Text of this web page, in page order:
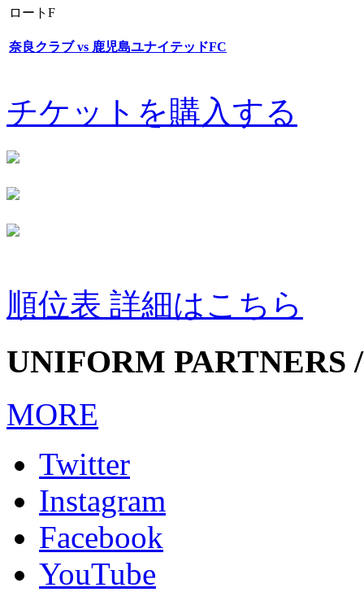
ロートF
奈良クラブ vs 鹿児島ユナイテッドFC
チケットを購入する
順位表 詳細はこちら
UNIFORM PARTNERS
MORE
Twitter
Instagram
Facebook
YouTube